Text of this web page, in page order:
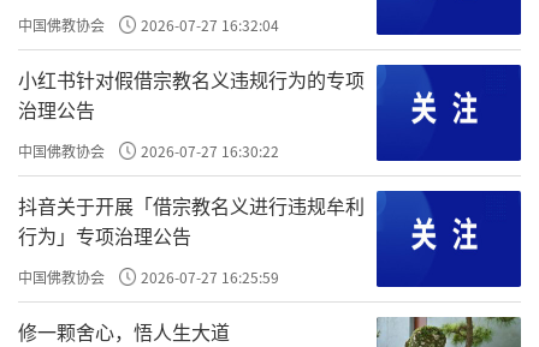
话是道家一篇很经典的文章《太上感应篇》开篇讲的，“福
祸无门，唯人自招，善恶之报，如影随形”。一切福祸都是
你自己感召来的，而且它如影随形，片刻不离开你。
儒生
某人善，而子孙不兴；某人
恶，而家门隆盛。佛说无稽矣。
好人没好报，恶人活千年。
明明这个人很好啊，可是他命不好；明明这个人很恶呀，可
是他过得很好，所以佛法说的是错误的，或者《太上感应
篇》是错误的，或者圣人之道是错误的。看中峰和尚的回
答。
中国佛教协会 2026-07-27 16:32:04
小红书针对假借宗教名义违规行为的专项
治理公告
中国佛教协会 2026-07-27 16:30:22
抖音关于开展「借宗教名义进行违规牟利
行为」专项治理公告
中国佛教协会 2026-07-27 16:25:59
修一颗舍心，悟人生大道